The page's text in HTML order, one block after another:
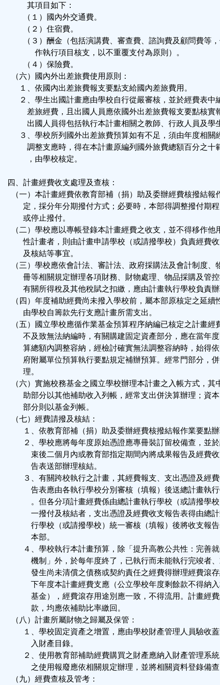
其項目如下：
（１）國內外交通費。
（２）住宿費。
（３）酬金（包括演講費、審查費、諮詢費及顧問費等
作執行項目核支，以不重覆支付為原則）。
（４）保險費。
（六）國內外出差旅費使用原則：
１、依國內出差旅費報支要點支給國內差旅費用。
２、學生出國計畫應由學校自行從嚴審核，並於經費表中
差旅經費，且出國人員應依國外出差旅費報支要點核實
出國人員得包括執行本計畫相關之教師、行政人員及學
３、學校所列國外出差旅費預算如有不足，須由年度相關
調整支應時，得在本計畫原編列國外旅費總額百分之十
，由學校核定。
四、計畫經費收支處理及查核：
（一）本計畫經費依教育部補（捐）助及委辦經費核撥結報
定，採分年分期撥付方式；必要時，本部得調整撥付期
或停止撥付。
（二）學校應以專帳登錄本計畫經費之收支，並不得移作他
性計畫者，則由計畫申請學校（或請撥學校）負責經費
及核結等事宜。
（三）學校應依會計法、審計法、政府採購法及會計制度、
冊等相關規定辦理各項財務、財物處理、物品採購及管
有關所得稅及其他稅賦之扣繳，應由計畫執行學校負責
（四）年度補助經費尚未撥入學校前，屬本部原核定之延續
由學校自籌款先行支應計畫所需支出。
（五）國立學校應循作業基金預算程序納編已核定之計畫經
不及致無法納編時，有關購建固定資產部分，應在當年
算總額內調整容納，經檢討確實無法調整容納時，始得
府附屬單位預算執行要點規定補辦預算。經常門部分，
理。
（六）實施校務基金之國立學校辦理本計畫之入帳方式，其
助部分以其他補助收入列帳，經常支出併決算辦理；資
部分則以基金列帳。
（七）經費請撥及核結：
１、依教育部補（捐）助及委辦經費核撥結報作業要點
２、學校應將每年度原始憑證應專冊裝訂留校備查，並
束後二個月內或教育部指定期間內將成果報告及經費收
告表送部辦理核結。
３、有關跨校執行之計畫，其經費報支、支出憑證及經
告表應由各執行學校分別審核（填報）後送總計畫執行
。但各分項計畫經費係由總計畫執行學校（或請撥學校
一撥付及核結者，支出憑證及經費收支報告表得由總計
行學校（或請撥學校）統一審核（填報）後將收支報告
本部。
４、學校執行本計畫預算，除「提升高教公共性：完善
機制」外，於每年度終了，已執行而未能執行完竣者、
發生尚未清償之債務或契約責任之經費得辦理經費滾存
下年度本計畫經費支應（公立學校年度剩餘款不得納入
基金），經費滾存用途別應一致，不得流用。計畫經費
款，均應依補助比率繳回。
（八）計畫所屬財物之歸屬及保管：
１、學校固定資產之增置，應由學校財產管理人員驗收
入財產目錄。
２、使用教育部補助經費購買之財產應納入財產管理系
之使用報廢應依相關規定辦理，並將相關資料登錄備
（九）經費查核及管考：